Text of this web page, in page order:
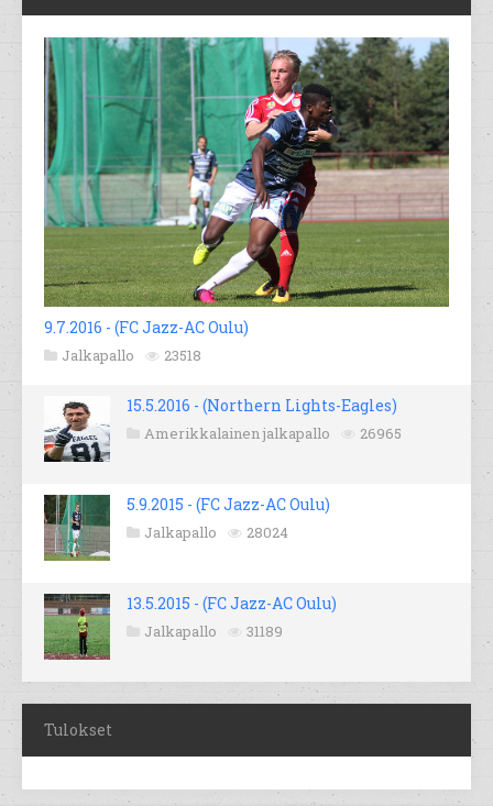
9.7.2016 - (FC Jazz-AC Oulu)
Jalkapallo 23518
15.5.2016 - (Northern Lights-Eagles)
Amerikkalainen jalkapallo 26965
5.9.2015 - (FC Jazz-AC Oulu)
Jalkapallo 28024
13.5.2015 - (FC Jazz-AC Oulu)
Jalkapallo 31189
Tulokset